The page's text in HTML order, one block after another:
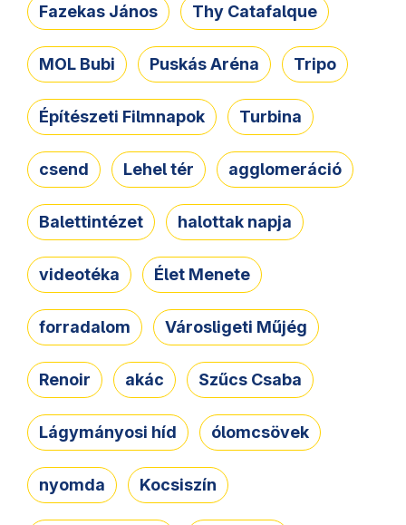
Fazekas János Thy Catafalque
MOL Bubi Puskás Aréna Tripo
Építészeti Filmnapok Turbina
csend Lehel tér agglomeráció
Balettintézet halottak napja
videotéka Élet Menete
forradalom Városligeti Műjég
Renoir akác Szűcs Csaba
Lágymányosi híd ólomcsövek
nyomda Kocsiszín